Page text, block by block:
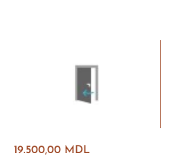
19.500,00 MDL